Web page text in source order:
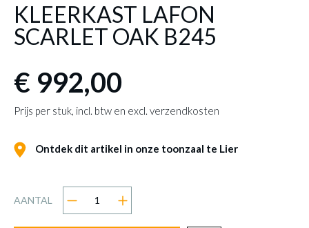
KLEERKAST LAFON
SCARLET OAK B245
€ 992,00
Prijs per stuk, incl. btw en excl. verzendkosten
Ontdek dit artikel in onze toonzaal te Lier
AANTAL